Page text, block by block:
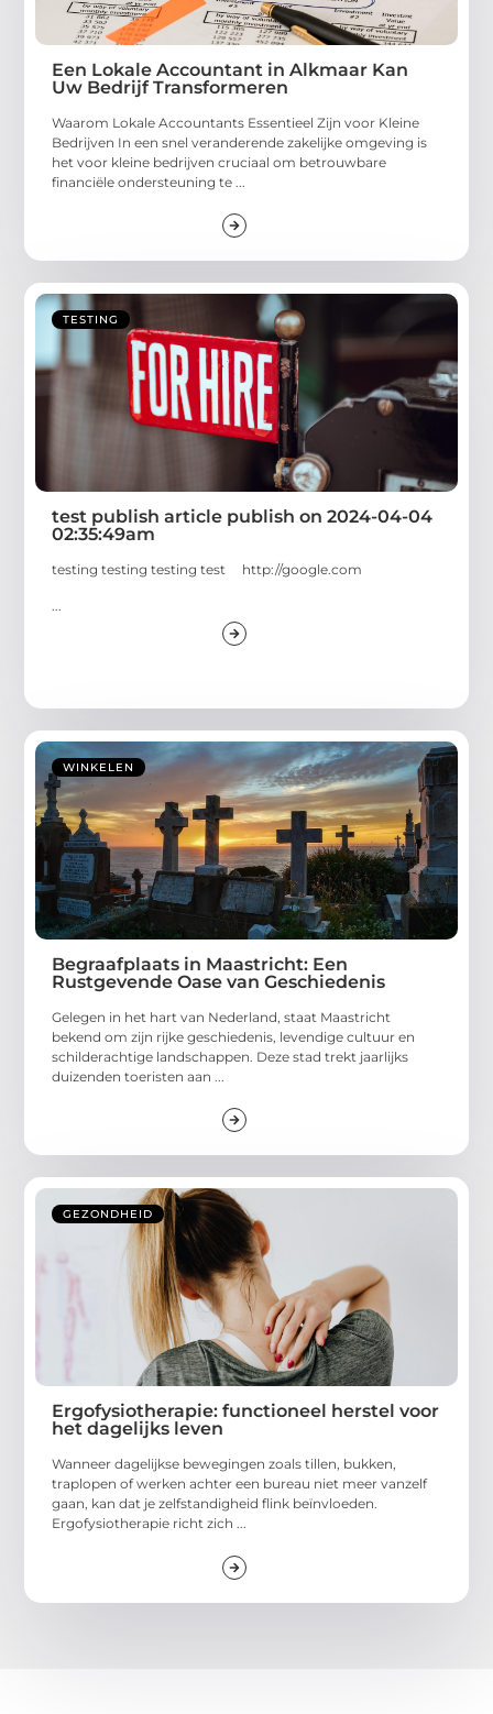
Een Lokale Accountant in Alkmaar Kan
Uw Bedrijf Transformeren
Waarom Lokale Accountants Essentieel Zijn voor Kleine
Bedrijven In een snel veranderende zakelijke omgeving is
het voor kleine bedrijven cruciaal om betrouwbare
financiële ondersteuning te ...
TESTING
test publish article publish on 2024-04-04
02:35:49am
testing testing testing test http://google.com
WINKELEN
Begraafplaats in Maastricht: Een
Rustgevende Oase van Geschiedenis
Gelegen in het hart van Nederland, staat Maastricht
bekend om zijn rijke geschiedenis, levendige cultuur en
schilderachtige landschappen. Deze stad trekt jaarlijks
duizenden toeristen aan ...
GEZONDHEID
Ergofysiotherapie: functioneel herstel voor
het dagelijks leven
Wanneer dagelijkse bewegingen zoals tillen, bukken,
traplopen of werken achter een bureau niet meer vanzelf
gaan, kan dat je zelfstandigheid flink beïnvloeden.
Ergofysiotherapie richt zich ...